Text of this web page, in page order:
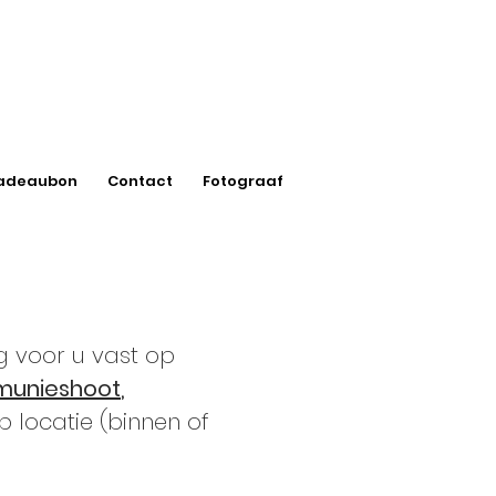
Contact Fotograaf
voor u vast op
,
locatie (binnen of